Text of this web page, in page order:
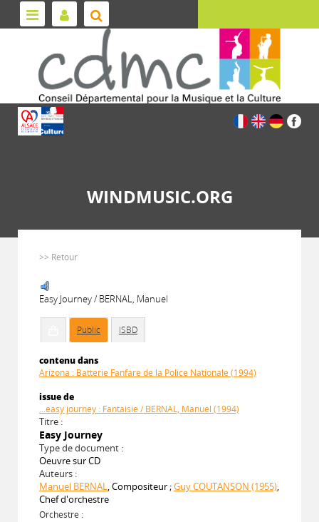
WINDMUSIC.ORG
>> Retour
Easy Journey / BERNAL, Manuel
Public ISBD
contenu dans
Arizona : Batterie Fanfare de la Police Nationale (1994)
issue de
...easy journey : Fantaisie / BERNAL, Manuel (1994)
Titre :
Easy Journey
Type de document :
Oeuvre sur CD
Auteurs :
Manuel BERNAL, Compositeur ;Guy COUTANSON (1955),
Chef d'orchestre
Orchestre :